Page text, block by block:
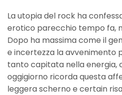
La utopia del rock ha
erotico parecchio tempo fa,
Dopo ha massima come il
e incertezza la avvenimento
tanto capitata nella energia,
oggigiorno ricorda questa
leggera scherno e certain